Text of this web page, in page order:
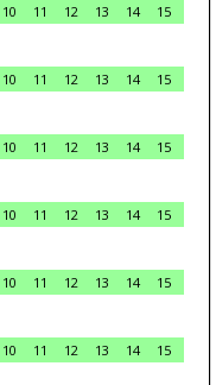
10 11 12 13 14
15
10 11 12 13 14
15
10 11 12 13 14
15
10 11 12 13 14
15
10 11 12 13 14
15
10 11 12 13 14
15